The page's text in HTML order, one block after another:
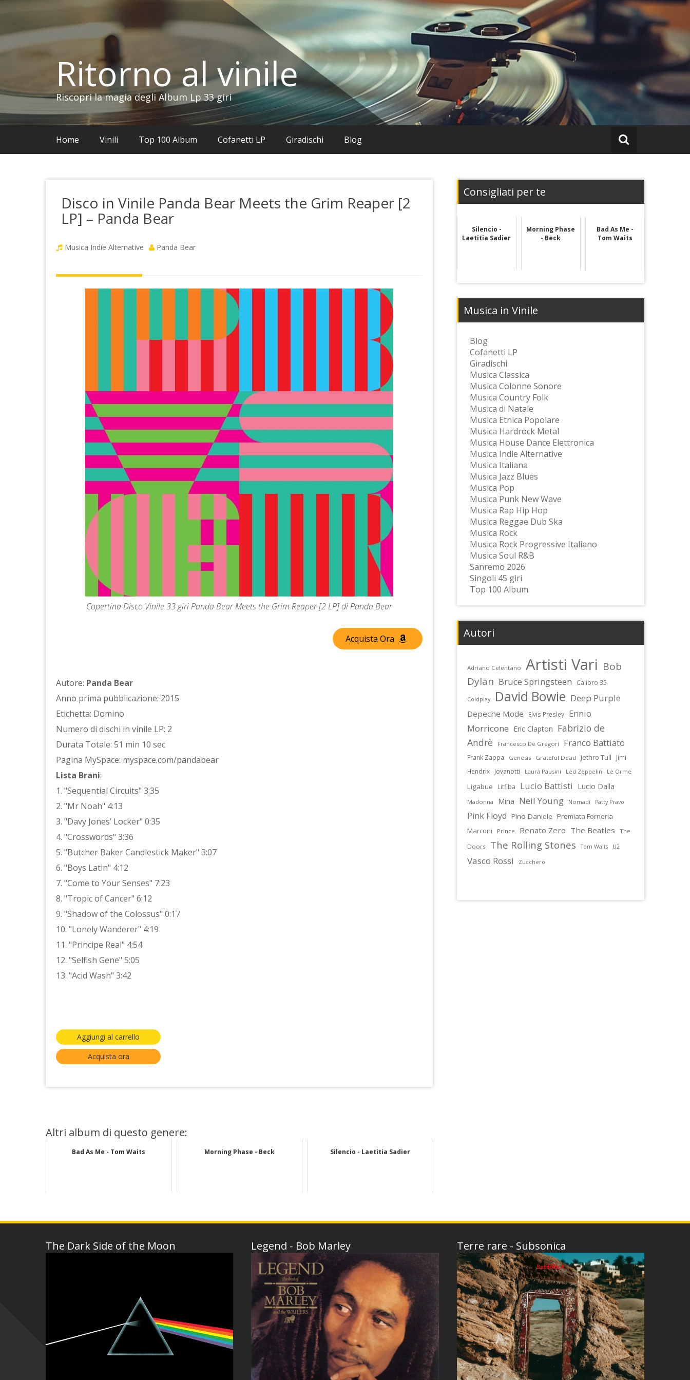
contenuto
Ritorno al vinile
Riscopri la magia degli Album Lp 33 giri
Home Vinili Top 100 Album Cofanetti LP Giradischi Blog
Disco in Vinile Panda Bear Meets the Grim Reaper [2
LP] – Panda Bear
Musica Indie Alternative Panda Bear
Copertina Disco Vinile 33 giri Panda Bear Meets the Grim Reaper [2 LP] di Panda Bear
Acquista Ora
Autore: Panda Bear
Anno prima pubblicazione: 2015
Etichetta: Domino
Numero di dischi in vinile LP: 2
Durata Totale: 51 min 10 sec
Pagina MySpace: myspace.com/pandabear
Lista Brani:
1. "Sequential Circuits" 3:35
2. "Mr Noah" 4:13
3. "Davy Jones’ Locker" 0:35
4. "Crosswords" 3:36
5. "Butcher Baker Candlestick Maker" 3:07
6. "Boys Latin" 4:12
7. "Come to Your Senses" 7:23
8. "Tropic of Cancer" 6:12
9. "Shadow of the Colossus" 0:17
10. "Lonely Wanderer" 4:19
11. "Principe Real" 4:54
12. "Selfish Gene" 5:05
13. "Acid Wash" 3:42
Aggiungi al carrello
Acquista ora
Altri album di questo genere:
Bad As Me - Tom Waits Morning Phase - Beck Silencio - Laetitia Sadier
Consigliati per te
Silencio -
Laetitia Sadier
Morning Phase
- Beck
Bad As Me -
Tom Waits
Musica in Vinile
Blog
Cofanetti LP
Giradischi
Musica Classica
Musica Colonne Sonore
Musica Country Folk
Musica di Natale
Musica Etnica Popolare
Musica Hardrock Metal
Musica House Dance Elettronica
Musica Indie Alternative
Musica Italiana
Musica Jazz Blues
Musica Pop
Musica Punk New Wave
Musica Rap Hip Hop
Musica Reggae Dub Ska
Musica Rock
Musica Rock Progressive Italiano
Musica Soul R&B
Sanremo 2026
Singoli 45 giri
Top 100 Album
Autori
Adriano Celentano Artisti Vari Bob
Dylan Bruce Springsteen Calibro 35
Coldplay David Bowie Deep Purple
Depeche Mode Elvis Presley
Ennio
Morricone Eric Clapton Fabrizio de
Andrè
Francesco De Gregori Franco Battiato
Frank Zappa Genesis Grateful Dead Jethro Tull
Jimi
Hendrix
Jovanotti Laura Pausini Led Zeppelin Le Orme
Ligabue Litfiba Lucio Battisti Lucio Dalla
Madonna Mina Neil Young Nomadi Patty Pravo
Pink Floyd Pino Daniele
Premiata Forneria
Marconi
Prince Renato Zero The Beatles
The
Doors
The Rolling Stones Tom Waits U2
Vasco Rossi Zucchero
The Dark Side of the Moon Legend - Bob Marley Terre rare - Subsonica